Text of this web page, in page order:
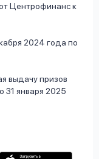
Центрофинанс к
2024 года по
выдачу призов
31 января 2025